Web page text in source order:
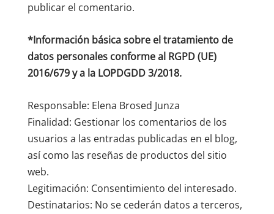
publicar el comentario.
*Información básica sobre el tratamiento de
datos personales conforme al RGPD (UE)
2016/679 y a la LOPDGDD 3/2018.
Responsable: Elena Brosed Junza
Finalidad: Gestionar los comentarios de los
usuarios a las entradas publicadas en el blog,
así como las reseñas de productos del sitio
web.
Legitimación: Consentimiento del interesado.
Destinatarios: No se cederán datos a terceros,